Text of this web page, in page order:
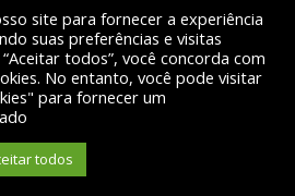
dos trabalhadores em educação
de ensino superior no estado
do Paraná
site para fornecer a experiência
suas preferências e visitas
todos”, você concorda com
No entanto, você pode visitar
para fornecer um
todos